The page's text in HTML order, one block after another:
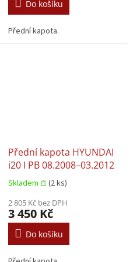
Do košíku
Přední kapota.
Přední kapota HYUNDAI
i20 I PB 08.2008–03.2012
Skladem 𖠿 (2 ks)
2 805 Kč bez DPH
3 450 Kč
Do košíku